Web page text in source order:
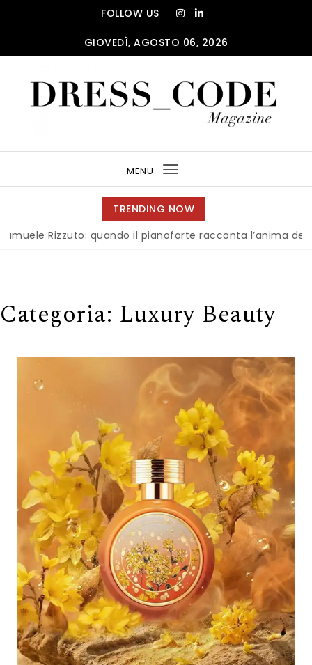
FOLLOW US
GIOVEDÌ, AGOSTO 06, 2026
MENU
Toggle
navigation
TRENDING NOW
Rizzuto: quando il pianoforte racconta l’anima dell’Italia
Categoria: Luxury Beauty